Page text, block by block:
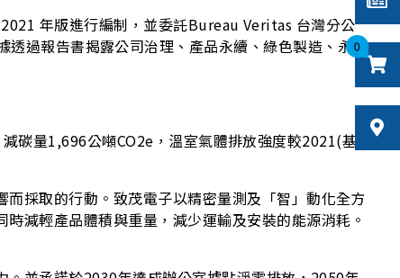
0
年版進行編制，並委託Bureau Veritas 台灣分公
過報告書揭露公司治理、產品永續、綠色製造、永
碳量1,696公噸CO2e，溫室氣體排放強度較2021(基
採取的行動。致茂電子以精密量測及「智」動化全方
減輕產品體積與重量，減少運輸及安裝的能源消耗。